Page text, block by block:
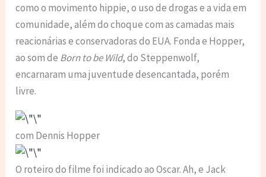
como o movimento hippie, o uso de drogas e a vida em
comunidade, além do choque com as camadas mais
reacionárias e conservadoras do EUA. Fonda e Hopper,
ao som de Born to be Wild, do Steppenwolf,
encarnaram uma juventude desencantada, porém
livre.
com Dennis Hopper
O roteiro do filme foi indicado ao Oscar. Ah, e Jack